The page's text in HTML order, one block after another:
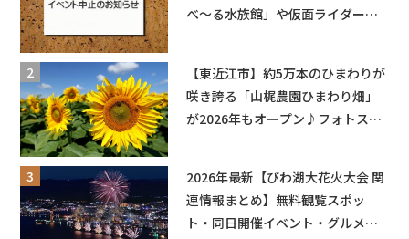
べ〜る水族館」や仮面ライダーシ
【東近江市】約5万本のひまわりが
咲き誇る「山梶農園ひまわり畑」
が2026年もオープン♪フォトスポ
2026年最新【びわ湖大花火大会 関
連情報まとめ】無料観覧スポッ
ト・同日開催イベント・グルメマ